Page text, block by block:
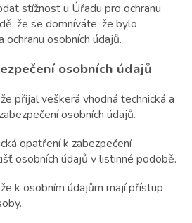
stížnost u Úřadu pro ochranu
že se domníváte, že bylo
ochranu osobních údajů.
osobních údajů
přijal veškerá vhodná technická a
osobních údajů.
opatření k zabezpečení
osobních údajů v listinné podobě.
k osobním údajům mají přístup